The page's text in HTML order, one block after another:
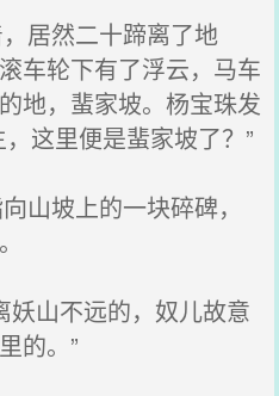
居然二十蹄离了地
车轮下有了浮云，马车
地，蜚家坡。杨宝珠发
这里便是蜚家坡了？”
山坡上的一块碎碑，
山不远的，奴儿故意
的。”